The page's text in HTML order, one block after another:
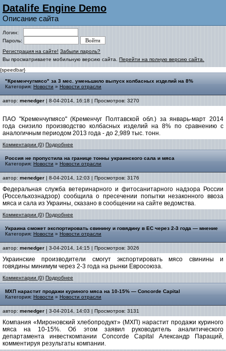
Datalife Engine Demo
Описание сайта
Логин:
Пароль:
Регистрация на сайте! Забыли пароль?
Вы просматриваете мобильную версию сайта. Перейти на полную версию сайта.
{speedbar}
"Кременчугмясо" за 3 мес. уменьшило выпуск колбасных изделий на 8%
Категория: Новости » Новости отрасли
автор: menedger | 8-04-2014, 16:18 | Просмотров: 3270
ПАО "Кременчугмясо" (Кременчуг Полтавской обл.) за январь-март 2014
года снизило производство колбасных изделий на 8% по сравнению с
аналогичным периодом 2013 года - до 2,989 тыс. тонн.
Комментарии (0) Подробнее
Россия не пропустила на границе тонны украинского сала и мяса
Категория: Новости » Новости отрасли
автор: menedger | 8-04-2014, 12:03 | Просмотров: 3176
Федеральная служба ветеринарного и фитосанитарного надзора России
(Россельхознадзор) сообщила о пресечении попытки незаконного ввоза
мяса и сала из Украины, сказано в сообщении на сайте ведомства.
Комментарии (0) Подробнее
Украина сможет экспортировать свинину и говядину в ЕС через 2-3 года — мнение
Категория: Новости » Новости отрасли
автор: menedger | 3-04-2014, 14:15 | Просмотров: 3026
Украинские производители смогут экспортировать мясо свинины и
говядины минимум через 2-3 года на рынки Евросоюза.
Комментарии (0) Подробнее
МХП нарастит продажи куриного мяса на 10-15% — Concorde Capital
Категория: Новости » Новости отрасли
автор: menedger | 3-04-2014, 14:03 | Просмотров: 3131
Компания «Мироновский хлебопродукт» (МХП) нарастит продажи куриного
мяса на 10-15%. Об этом заявил руководитель аналитического
департамента инвесткомпании Concorde Capital Александр Паращий,
комментируя результаты компании.